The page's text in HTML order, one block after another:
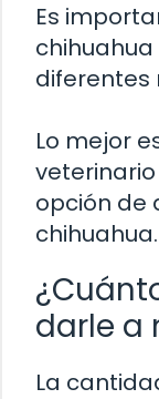
Es
diferentes
Lo mejor
opción de
chihuahua.
darle a
La